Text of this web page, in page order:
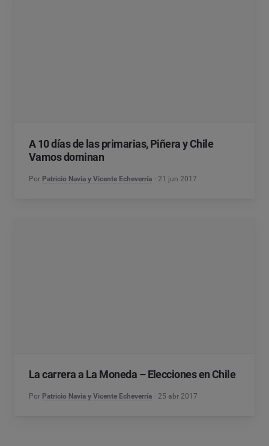
A 10 días de las primarias, Piñera y Chile
Vamos dominan
Por Patricio Navia y Vicente Echeverría 21 jun 2017
La carrera a La Moneda – Elecciones en Chile
Por Patricio Navia y Vicente Echeverría 25 abr 2017